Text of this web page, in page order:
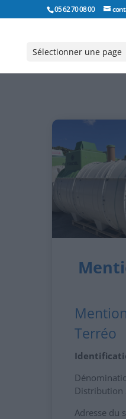
05 62 70 08 00
Sélectionner une page
Terréo
Distribution
Adresse du